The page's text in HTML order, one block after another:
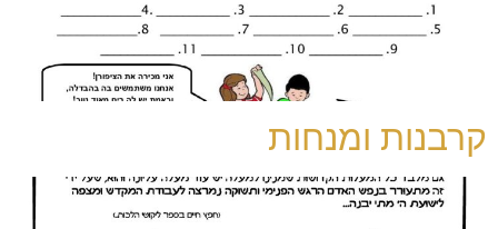
קרבנות ומנחות